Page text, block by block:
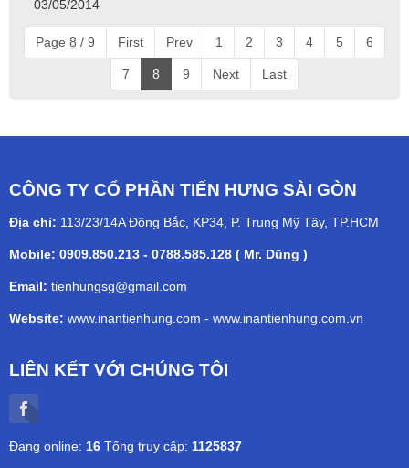
03/05/2014
Page 8 / 9 First Prev 1 2 3 4 5 6
7 8 9 Next Last
CÔNG TY CỔ PHẦN TIẾN HƯNG SÀI GÒN
Địa chỉ: 113/23/14A Đông Bắc, KP34, P. Trung Mỹ Tây, TP.HCM
Mobile: 0909.850.213 - 0788.585.128 ( Mr. Dũng )
Email: tienhungsg@gmail.com
Website: www.inantienhung.com - www.inantienhung.com.vn
LIÊN KẾT VỚI CHÚNG TÔI
Đang online: 16 Tổng truy cập: 1125837